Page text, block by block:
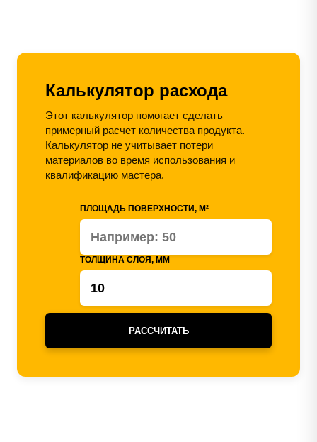
Калькулятор расхода
Этот калькулятор помогает сделать
примерный расчет количества продукта.
Калькулятор не учитывает потери
материалов во время использования и
квалификацию мастера.
ПЛОЩАДЬ ПОВЕРХНОСТИ, М²
ТОЛЩИНА СЛОЯ, ММ
РАССЧИТАТЬ